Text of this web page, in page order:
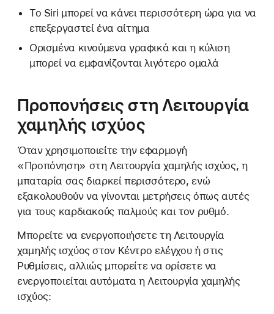
Το Siri μπορεί να κάνει περισσότερη ώρα για να
επεξεργαστεί ένα αίτημα
Ορισμένα κινούμενα γραφικά και η κύλιση
μπορεί να εμφανίζονται λιγότερο ομαλά
Προπονήσεις στη Λειτουργία
χαμηλής ισχύος
Όταν χρησιμοποιείτε την εφαρμογή
«Προπόνηση» στη Λειτουργία χαμηλής ισχύος, η
μπαταρία σας διαρκεί περισσότερο, ενώ
εξακολουθούν να γίνονται μετρήσεις όπως αυτές
για τους καρδιακούς παλμούς και τον ρυθμό.
Μπορείτε να ενεργοποιήσετε τη Λειτουργία
χαμηλής ισχύος στον Κέντρο ελέγχου ή στις
Ρυθμίσεις, αλλιώς μπορείτε να ορίσετε να
ενεργοποιείται αυτόματα η Λειτουργία χαμηλής
ισχύος: